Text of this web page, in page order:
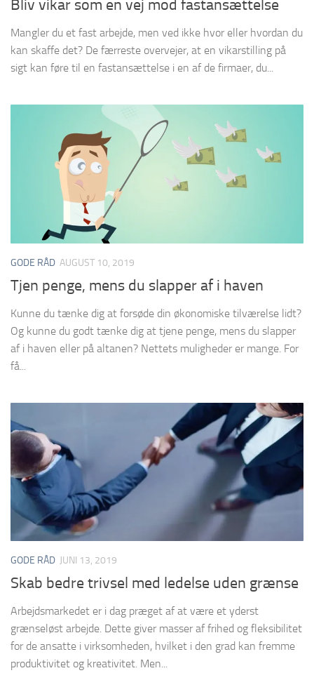
Bliv vikar som en vej mod fastansættelse
Mangler du et fast arbejde, men ved ikke hvor eller hvordan du
kan skaffe det? De færreste overvejer, at en vikarstilling på
sigt kan føre til en fastansættelse i en af de firmaer, du...
GODE RÅD AUGUST 10, 2019
Tjen penge, mens du slapper af i haven
Kunne du tænke dig at forsøde din økonomiske tilværelse lidt?
Og kunne du godt tænke dig at tjene penge, mens du slapper
af i haven eller på altanen? Nettets muligheder er mange. For
få...
GODE RÅD JUNI 13, 2019
Skab bedre trivsel med ledelse uden grænse
Arbejdsmarkedet er i dag præget af at være et yderst
grænseløst arbejde. Dette giver masser af frihed og fleksibilitet
for de ansatte i virksomheden, hvilket i den grad kan fremme
produktivitet og kreativitet. Men...